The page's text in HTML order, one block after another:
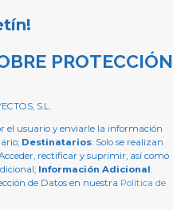
PROTECCIÓN
S.L.
el usuario y enviarle la información
Destinatarios: Solo se realizan
rectificar y suprimir, así como
Información Adicional:
de Datos en nuestra Política de